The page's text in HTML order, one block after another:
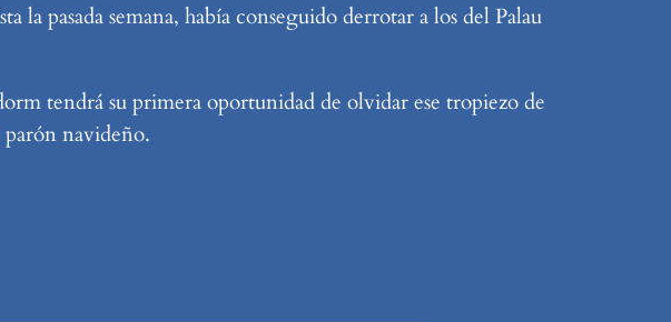
pasada semana, había conseguido derrotar a los del Palau
tendrá su primera oportunidad de olvidar ese tropiezo de
parón navideño.